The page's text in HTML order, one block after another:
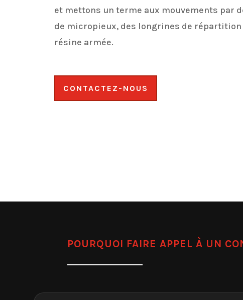
et mettons un terme aux mouvements par
de micropieux, des longrines de répartition
résine armée.
CONTACTEZ-NOUS
POURQUOI FAIRE APPEL À UN